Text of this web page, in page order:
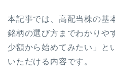
本記事では、高配当株の基
銘柄の選び方までわかりや
少額から始めてみたい」と
いただける内容です。